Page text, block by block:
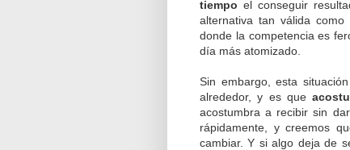
tiempo el conseguir
alternativa tan válida
donde la competencia es
día más atomizado.
Sin embargo, esta
alrededor, y es que
acostumbra a recibir sin
rápidamente, y creemos
cambiar. Y si algo deja de